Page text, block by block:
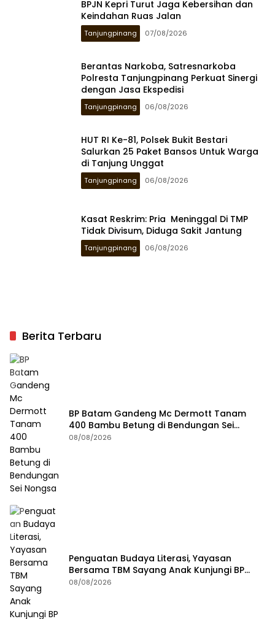
BPJN Kepri Turut Jaga Kebersihan dan
Keindahan Ruas Jalan
Tanjungpinang 07/08/2026
Berantas Narkoba, Satresnarkoba
Polresta Tanjungpinang Perkuat Sinergi
dengan Jasa Ekspedisi
Tanjungpinang 06/08/2026
HUT RI Ke-81, Polsek Bukit Bestari
Salurkan 25 Paket Bansos Untuk Warga
di Tanjung Unggat
Tanjungpinang 06/08/2026
Kasat Reskrim: Pria Meninggal Di TMP
Tidak Divisum, Diduga Sakit Jantung
Tanjungpinang 06/08/2026
Berita Terbaru
BP Batam Gandeng Mc Dermott Tanam
400 Bambu Betung di Bendungan Sei
Nongsa
08/08/2026
Penguatan Budaya Literasi, Yayasan
Bersama TBM Sayang Anak Kunjungi BP
Batam
08/08/2026